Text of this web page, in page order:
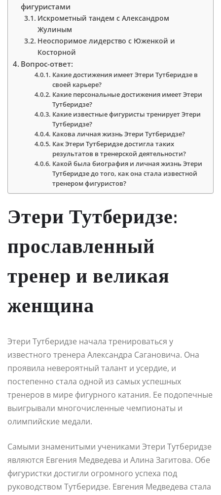
фигуристами
Искрометный тандем с Александром
Жулиным
Неоспоримое лидерство с Юженкой и
Косторной
Вопрос-ответ:
Какие достижения имеет Этери Тутберидзе в
своей карьере?
Какие персональные достижения имеет Этери
Тутберидзе?
Какие известные фигуристы тренирует Этери
Тутберидзе?
Какова личная жизнь Этери Тутберидзе?
Как Этери Тутберидзе достигла таких
результатов в тренерской деятельности?
Какой была биография и личная жизнь Этери
Тутберидзе до того, как она стала известной
тренером фигуристов?
Этери Тутберидзе:
прославленный
тренер и великая
женщина
Этери Тутберидзе начала тренироваться у
известного тренера Александра Сагановича. Она
проявила невероятный талант и усердие, и
постепенно стала одной из самых успешных
тренеров в мире фигурного катания. Ее подопечные
выигрывали многочисленные чемпионаты и
олимпийские медали.
Самыми знаменитыми учениками Этери Тутберидзе
являются Евгения Медведева и Алина Загитова. Обе
фигуристки достигли огромного успеха под
руководством Тутберидзе. Евгения Медведева стала